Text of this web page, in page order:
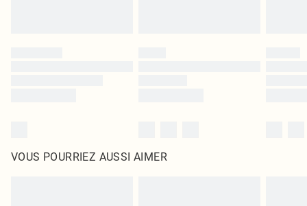
VOUS POURRIEZ AUSSI AIMER